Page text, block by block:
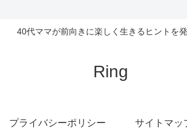
40代ママが前向きに楽しく生きるヒントを発
Ring
プライバシーポリシー サイトマッ